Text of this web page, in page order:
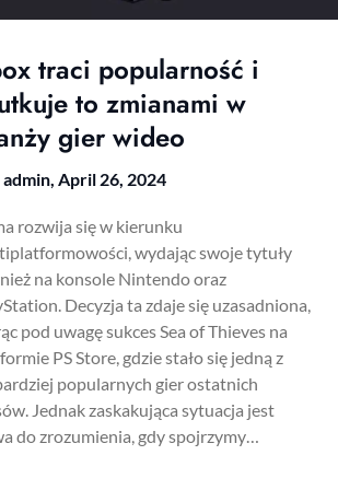
traci popularność i
to zmianami w
gier wideo
admin, April 26, 2024
rozwija się w kierunku
wydając swoje tytuły
na konsole Nintendo oraz
Decyzja ta zdaje się uzasadniona,
pod uwagę sukces Sea of Thieves na
PS Store, gdzie stało się jedną z
popularnych gier ostatnich
Jednak zaskakująca sytuacja jest
do zrozumienia, gdy spojrzymy…